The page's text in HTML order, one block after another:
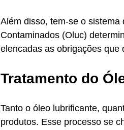
Além disso, tem-se o
Contaminados (Oluc)
elencadas as obrigações que
Tratamento do
Tanto o óleo lubrificante,
produtos. Esse processo se